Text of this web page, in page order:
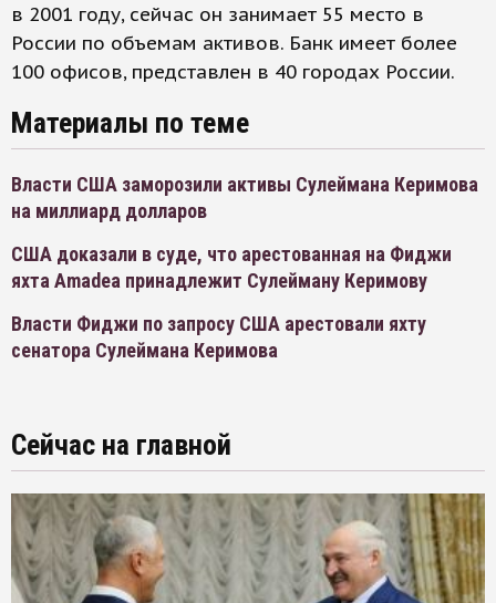
в 2001 году, сейчас он занимает 55 место в
России по объемам активов. Банк имеет более
100 офисов, представлен в 40 городах России.
Материалы по теме
Власти США заморозили активы Сулеймана Керимова
на миллиард долларов
США доказали в суде, что арестованная на Фиджи
яхта Amadea принадлежит Сулейману Керимову
Власти Фиджи по запросу США арестовали яхту
сенатора Сулеймана Керимова
Сейчас на главной